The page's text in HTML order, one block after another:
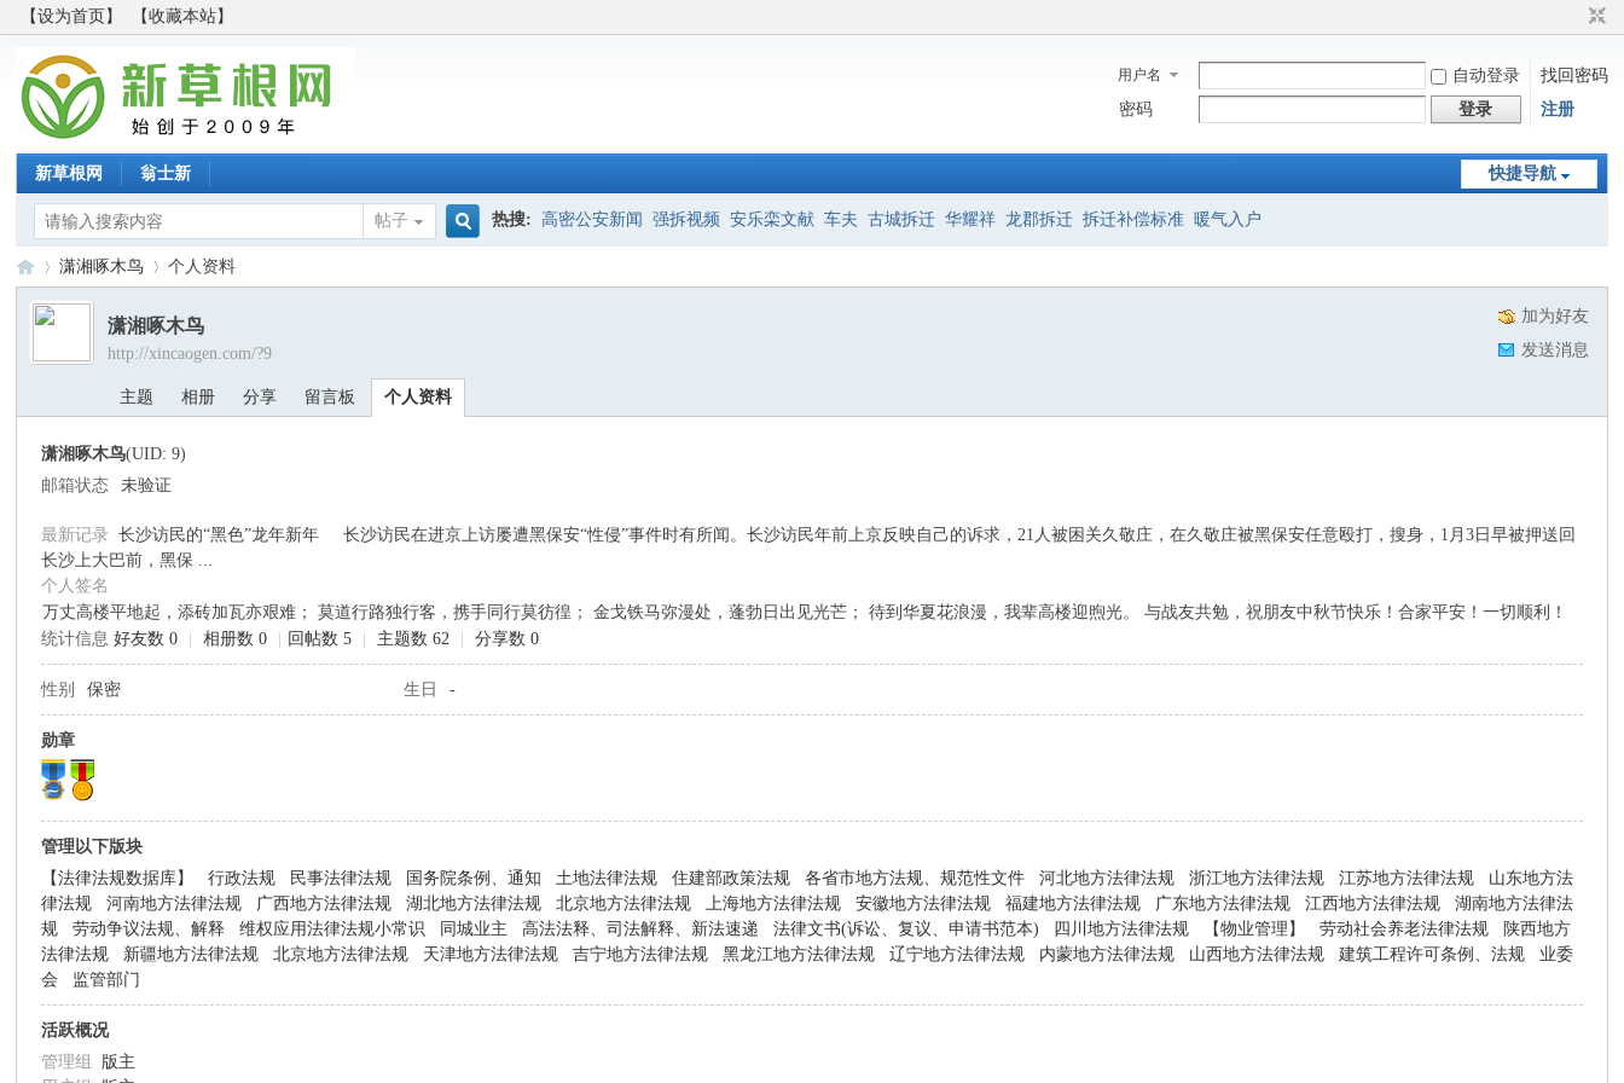
【设为首页】 【收藏本站】
用户名 自动登录
找回密码
密码
登录 注册
快捷导航
新草根网 翁士新
帖子 热搜: 高密公安新闻 强拆视频 安乐栾文献 车夫 古城拆迁 华耀祥 龙郡拆迁 拆迁补偿标准 暖气入户
新›
潇湘啄木鸟 个人资料
加为好友
发送消息
潇湘啄木鸟
http://xincaogen.com/?9
主题 相册 分享 留言板 个人资料
潇湘啄木鸟(UID: 9)
邮箱状态
未验证
最新记录长沙访民的“黑色”龙年新年 长沙访民在进京上访屡遭黑保安“性侵”事件时有所闻。长沙访民年前上京反映自己的诉求，21人被困关久敬庄，在久敬庄被黑保安任意殴打，搜身，1月3日早被押送回
长沙上大巴前，黑保 ...
个人签名
万丈高楼平地起，添砖加瓦亦艰难； 莫道行路独行客，携手同行莫彷徨； 金戈铁马弥漫处，蓬勃日出见光芒； 待到华夏花浪漫，我辈高楼迎煦光。 与战友共勉，祝朋友中秋节快乐！合家平安！一切顺利！
统计信息 好友数 0 相册数 0 回帖数 5 主题数 62 分享数 0
性别 保密 生日 -
勋章
管理以下版块
【法律法规数据库】
行政法规 民事法律法规 国务院条例、通知 土地法律法规 住建部政策法规 各省市地方法规、规范性文件 河北地方法律法规 浙江地方法律法规 江苏地方法律法规
山东地方法
律法规
河南地方法律法规 广西地方法律法规 湖北地方法律法规 北京地方法律法规 上海地方法律法规 安徽地方法律法规 福建地方法律法规 广东地方法律法规 江西地方法律法规
湖南地方法律法
规
劳动争议法规、解释 维权应用法律法规小常识 同城业主 高法法释、司法解释、新法速递 法律文书(诉讼、复议、申请书范本) 四川地方法律法规 【物业管理】 劳动社会养老法律法规
陕西地方
法律法规
新疆地方法律法规 北京地方法律法规 天津地方法律法规 吉宁地方法律法规 黑龙江地方法律法规 辽宁地方法律法规 内蒙地方法律法规 山西地方法律法规 建筑工程许可条例、法规
业委
会
监管部门
活跃概况
管理组 版主